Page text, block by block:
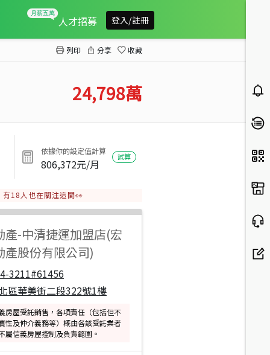
人才招募 登入/註冊
列印 分享 收藏
24,798萬
依據你的設定值計算
806,372元/月
試算
有18 人也在關注這間👀
產-中清捷運加盟店(宏
產股份有限公司)
3211#61456
區華美街二段322號1樓
房屋受託銷售，各項責任（包括但不
性及仲介義務等）概由各該受託業者
屬信義房屋控制及負責範圍。